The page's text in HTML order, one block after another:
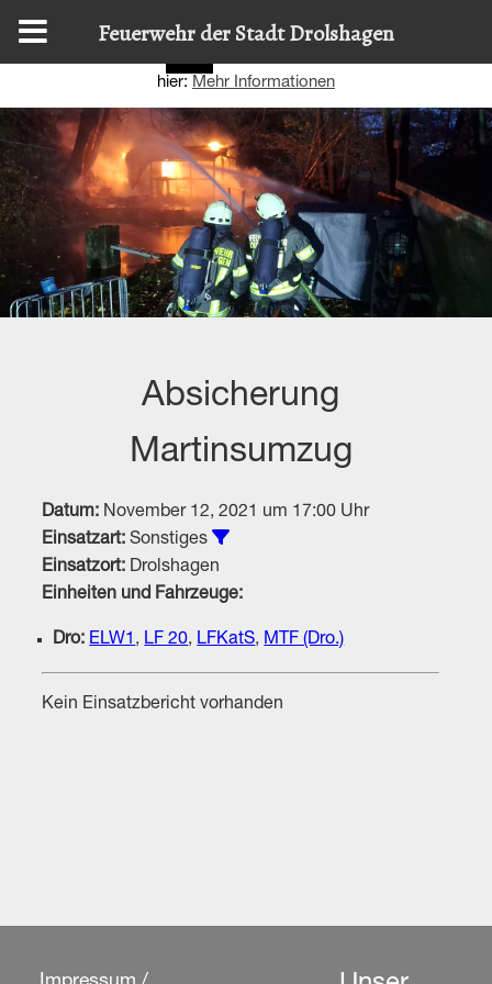
Absicherung
Martinsumzug
Datum: November 12, 2021 um 17:00 Uhr
Einsatzart: Sonstiges
Einsatzort: Drolshagen
Einheiten und Fahrzeuge:
Dro: ELW1,LF 20,LFKatS,MTF (Dro.)
Kein Einsatzbericht vorhanden
Diese Website nutzt Cookies, um bestmögliche Funktionalität
hier: Mehr Informationen
Feuerwehr der Stadt Drolshagen